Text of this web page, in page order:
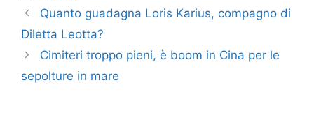
Quanto guadagna Loris Karius, compagno di
Diletta Leotta?
Cimiteri troppo pieni, è boom in Cina per le
sepolture in mare